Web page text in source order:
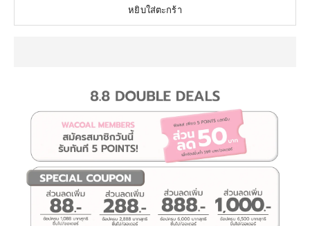
หยิบใส่ตะกร้า